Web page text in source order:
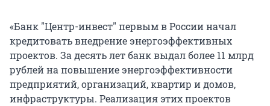
«Банк "Центр-инвест" первым в России начал
кредитовать внедрение энергоэффективных
проектов. За десять лет банк выдал более 11 млрд
рублей на повышение энергоэффективности
предприятий, организаций, квартир и домов,
инфраструктуры. Реализация этих проектов